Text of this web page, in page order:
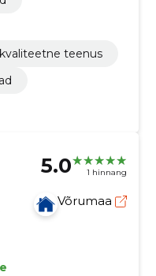
kvaliteetne teenus
5.0 1 hinnang
Võrumaa